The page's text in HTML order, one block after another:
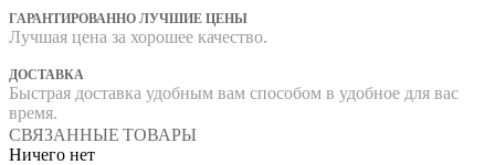
ГАРАНТИРОВАННО ЛУЧШИЕ ЦЕНЫ
Лучшая цена за хорошее качество.
ДОСТАВКА
Быстрая доставка удобным вам способом в удобное для вас
время.
СВЯЗАННЫЕ ТОВАРЫ
Ничего нет